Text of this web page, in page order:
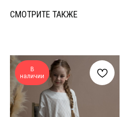
СМОТРИТЕ ТАКЖЕ
В
наличии